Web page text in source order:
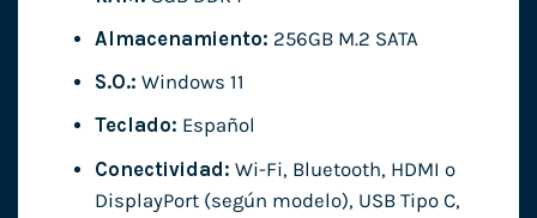
Almacenamiento: 256GB M.2 SATA
S.O.: Windows 11
Teclado: Español
Conectividad: Wi-Fi, Bluetooth, HDMI o
DisplayPort (según modelo), USB Tipo C,